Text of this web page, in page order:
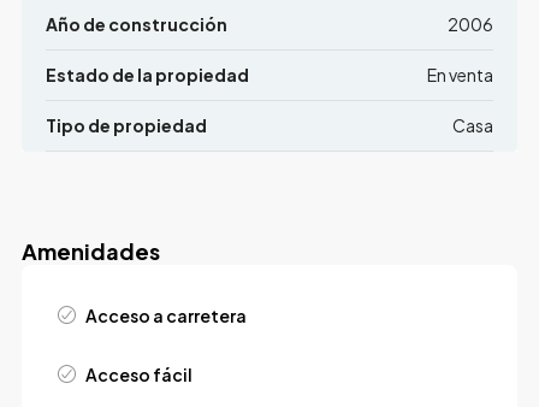
Año de construcción 2006
Estado de la propiedad En venta
Tipo de propiedad Casa
Amenidades
Acceso a carretera
Acceso fácil